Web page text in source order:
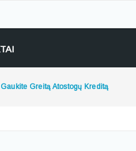
Gaukite Greitą Atostogų Kreditą